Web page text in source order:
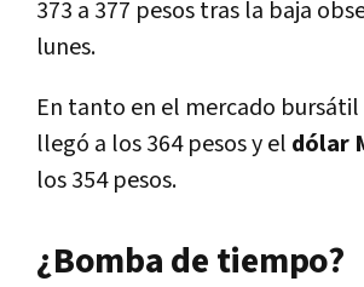
373 a 377 pesos tras la baja
lunes.
En tanto en el mercado bursátil
llegó a los 364 pesos y el dólar
los 354 pesos.
¿Bomba de tiempo?